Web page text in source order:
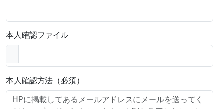
本人確認ファイル
本人確認方法（必須）